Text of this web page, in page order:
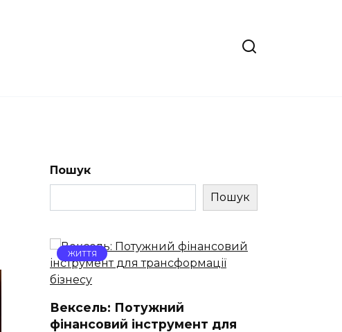
Пошук
Пошук
ЖИТТЯ
Вексель: Потужний
фінансовий інструмент для